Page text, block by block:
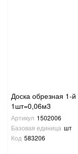
Доска обрезная 1-
1шт=0,06м3
Артикул 1502006
Базовая единица шт
Код 583206